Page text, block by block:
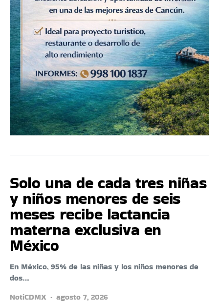
Solo una de cada tres niñas
y niños menores de seis
meses recibe lactancia
materna exclusiva en
México
En México, 95% de las niñas y los niños menores de
dos…
NotiCDMX
agosto 7, 2026